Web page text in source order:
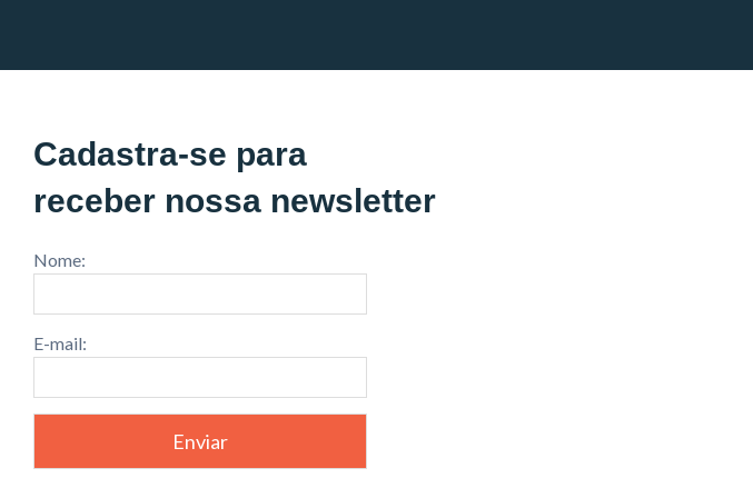
Cadastra-se para
receber nossa newsletter
Nome:
E-mail: